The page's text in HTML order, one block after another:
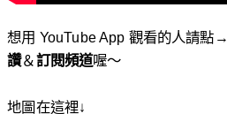
想用 YouTube App 觀看的人請點→
讚＆訂閱頻道喔〜
地圖在這裡↓